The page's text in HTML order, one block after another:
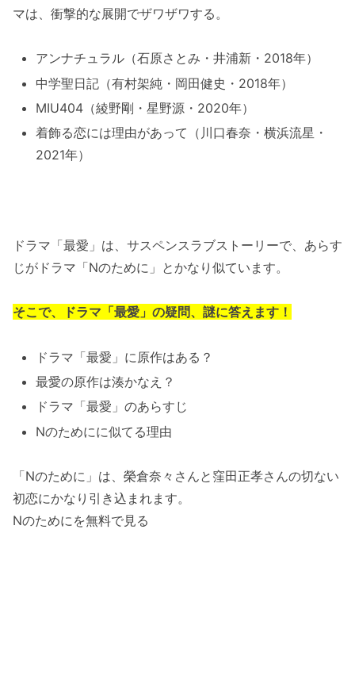
マは、衝撃的な展開でザワザワする。
アンナチュラル（石原さとみ・井浦新・2018年）
中学聖日記（有村架純・岡田健史・2018年）
MIU404（綾野剛・星野源・2020年）
着飾る恋には理由があって（川口春奈・横浜流星・
2021年）
ドラマ「最愛」は、サスペンスラブストーリーで、あらす
じがドラマ「Nのために」とかなり似ています。
そこで、ドラマ「最愛」の疑問、謎に答えます！
ドラマ「最愛」に原作はある？
最愛の原作は湊かなえ？
ドラマ「最愛」のあらすじ
Nのためにに似てる理由
「Nのために」は、榮倉奈々さんと窪田正孝さんの切ない
初恋にかなり引き込まれます。
Nのためにを無料で見る